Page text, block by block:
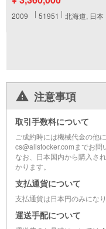
2009 51951 北海道, 日本
注意事項
取引手数料について
ご成約時には機械代金の他
cs@allstocker.comまでお問
なお、日本国内から購入さ
かります。
支払通貨について
支払通貨は日本円のみになり
運送手配について